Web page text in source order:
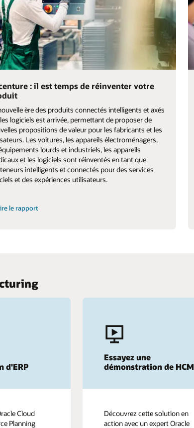
: il est temps de réinventer votre
ère des produits connectés intelligents et axés
logiciels est arrivée, permettant de proposer de
propositions de valeur pour les fabricants et les
Les voitures, les appareils électroménagers,
lourds et industriels, les appareils
et les logiciels sont réinventés en tant que
intelligents et connectés pour des services
et des expériences utilisateurs.
le rapport
d'ERP
Cloud
Planning
Essayez une
démonstration de HCM
Découvrez cette solution en
action avec un expert Oracle